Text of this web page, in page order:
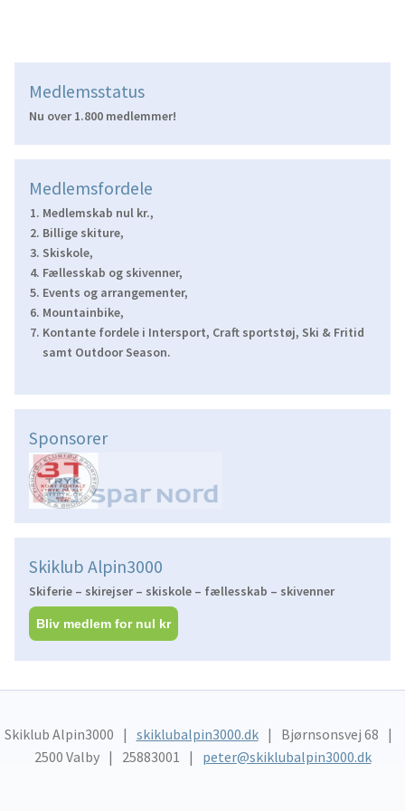
Medlemsstatus
Nu over 1.800 medlemmer!
Medlemsfordele
Medlemskab nul kr.,
Billige skiture,
Skiskole,
Fællesskab og skivenner,
Events og arrangementer,
Mountainbike,
Kontante fordele i Intersport, Craft sportstøj, Ski & Fritid
samt Outdoor Season.
Sponsorer
Skiklub Alpin3000
Skiferie – skirejser – skiskole – fællesskab – skivenner
Bliv medlem for nul kr
Skiklub Alpin3000 skiklubalpin3000.dk
Bjørnsonsvej 68
2500 Valby
25883001 peter@skiklubalpin3000.dk